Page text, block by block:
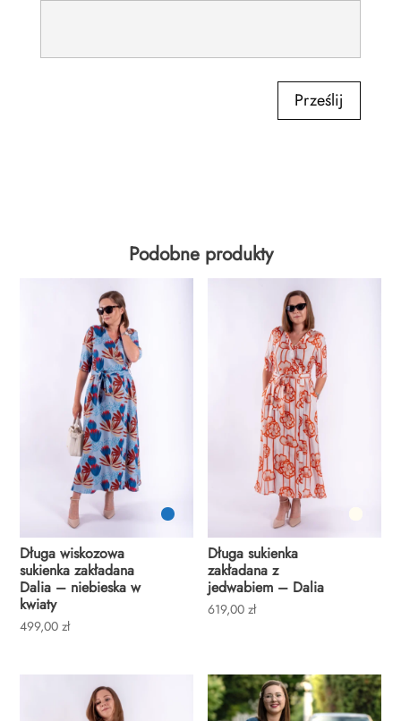
Prześlij
Podobne produkty
Długa wiskozowa
sukienka zakładana
Dalia – niebieska w
kwiaty
499,00zł
Długa sukienka
zakładana z
jedwabiem – Dalia
619,00zł